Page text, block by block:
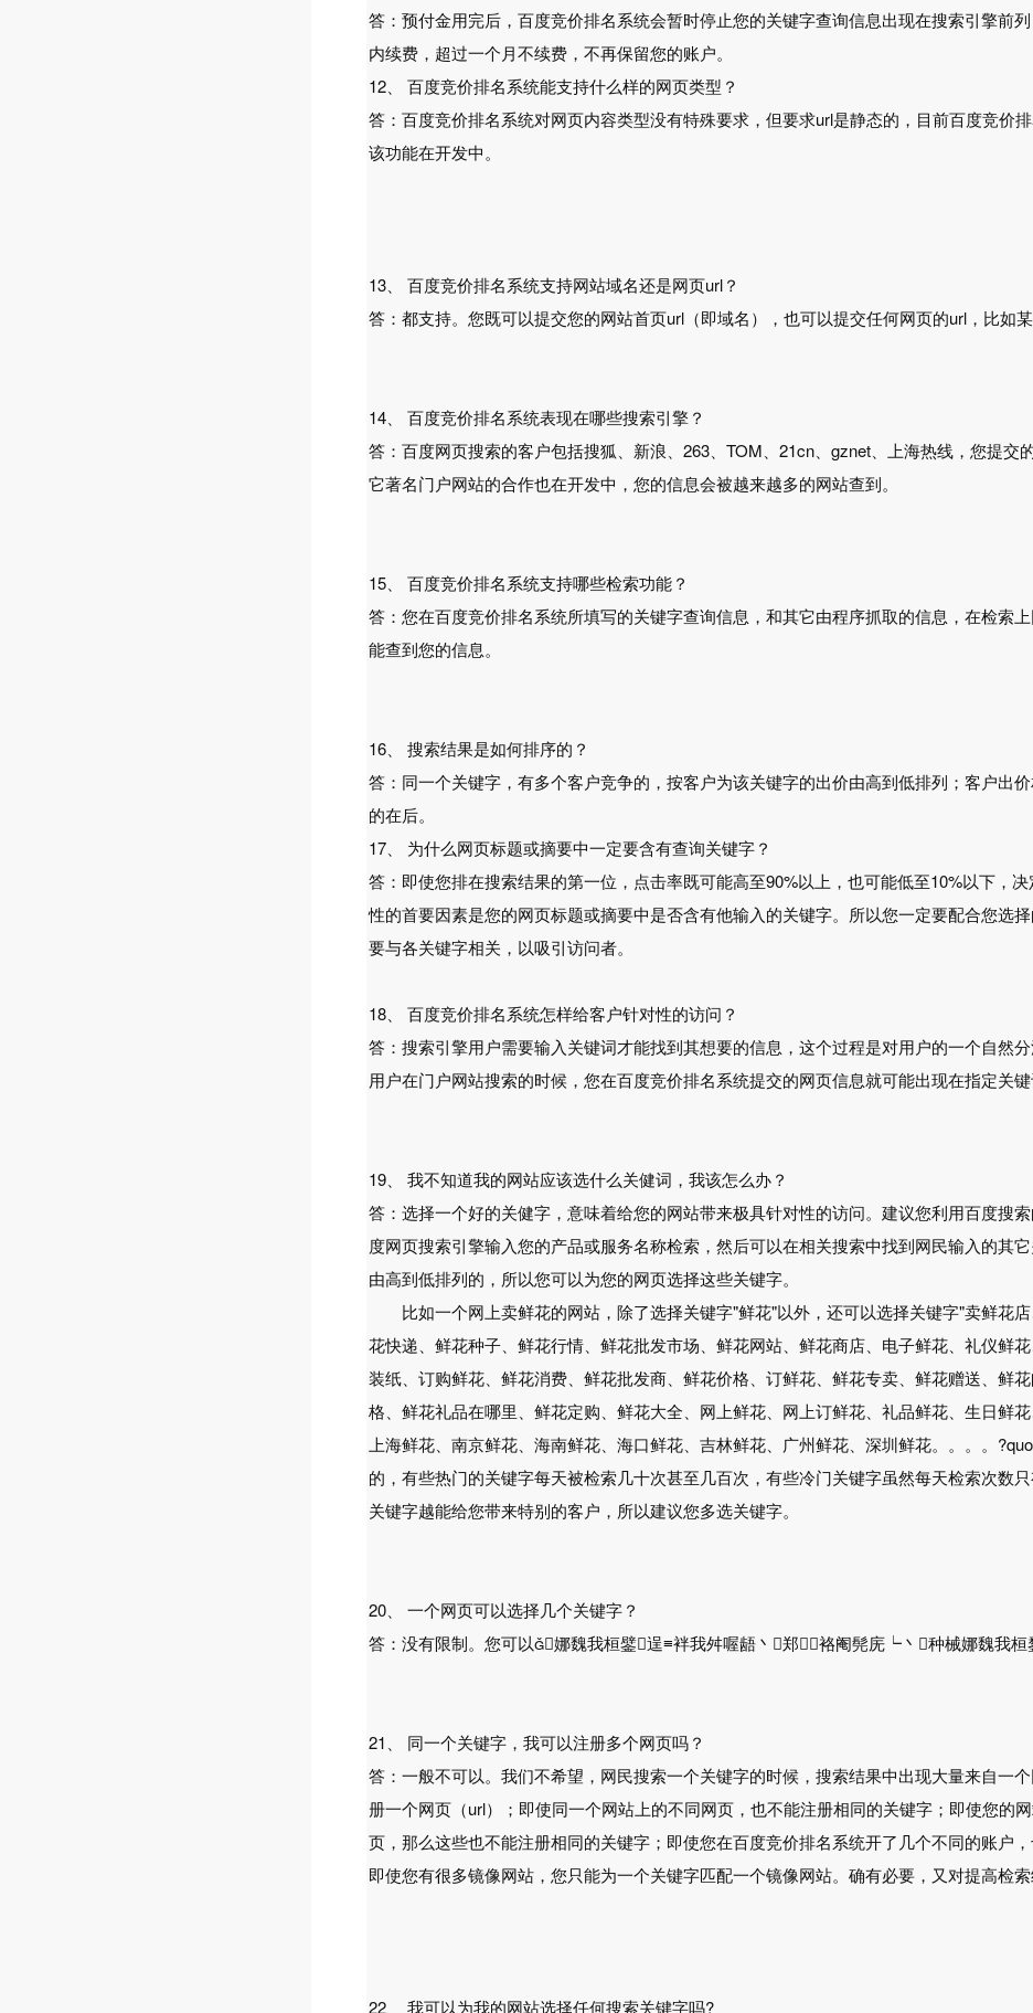
答：预付金用完后，百度竞价排名系统会暂时停止您的关键字查询信息出现在搜索引擎前
内续费，超过一个月不续费，不再保留您的账户。
12、 百度竞价排名系统能支持什么样的网页类型？
答：百度竞价排名系统对网页内容类型没有特殊要求，但要求url是静态的，目前百度竞价
该功能在开发中。
13、 百度竞价排名系统支持网站域名还是网页url？
答：都支持。您既可以提交您的网站首页url（即域名），也可以提交任何网页的url，比如
14、 百度竞价排名系统表现在哪些搜索引擎？
答：百度网页搜索的客户包括搜狐、新浪、263、TOM、21cn、gznet、上海热线，您提
它著名门户网站的合作也在开发中，您的信息会被越来越多的网站查到。
15、 百度竞价排名系统支持哪些检索功能？
答：您在百度竞价排名系统所填写的关键字查询信息，和其它由程序抓取的信息，在检索
能查到您的信息。
16、 搜索结果是如何排序的？
答：同一个关键字，有多个客户竞争的，按客户为该关键字的出价由高到低排列；客户出
的在后。
17、 为什么网页标题或摘要中一定要含有查询关键字？
答：即使您排在搜索结果的第一位，点击率既可能高至90%以上，也可能低至10%以下，
性的首要因素是您的网页标题或摘要中是否含有他输入的关键字。所以您一定要配合您选
要与各关键字相关，以吸引访问者。
18、 百度竞价排名系统怎样给客户针对性的访问？
答：搜索引擎用户需要输入关键词才能找到其想要的信息，这个过程是对用户的一个自然
用户在门户网站搜索的时候，您在百度竞价排名系统提交的网页信息就可能出现在指定关
19、 我不知道我的网站应该选什么关健词，我该怎么办？
答：选择一个好的关健字，意味着给您的网站带来极具针对性的访问。建议您利用百度搜
度网页搜索引擎输入您的产品或服务名称检索，然后可以在相关搜索中找到网民输入的其
由高到低排列的，所以您可以为您的网页选择这些关键字。
比如一个网上卖鲜花的网站，除了选择关键字"鲜花"以外，还可以选择关键字"卖鲜花
花快递、鲜花种子、鲜花行情、鲜花批发市场、鲜花网站、鲜花商店、电子鲜花、礼仪鲜
装纸、订购鲜花、鲜花消费、鲜花批发商、鲜花价格、订鲜花、鲜花专卖、鲜花赠送、鲜
格、鲜花礼品在哪里、鲜花定购、鲜花大全、网上鲜花、网上订鲜花、礼品鲜花、生日鲜
上海鲜花、南京鲜花、海南鲜花、海口鲜花、吉林鲜花、广州鲜花、深圳鲜花。。。。
的，有些热门的关键字每天被检索几十次甚至几百次，有些冷门关键字虽然每天检索次数
关键字越能给您带来特别的客户，所以建议您多选关键字。
20、 一个网页可以选择几个关键字？
答：没有限制。您可以娜魏我桓鐾逞≡袢我舛喔龉丶郑袼阉髡庑┕丶种械娜魏我
21、 同一个关键字，我可以注册多个网页吗？
答：一般不可以。我们不希望，网民搜索一个关键字的时候，搜索结果中出现大量来自一
册一个网页（url）；即使同一个网站上的不同网页，也不能注册相同的关键字；即使您的
页，那么这些也不能注册相同的关键字；即使您在百度竞价排名系统开了几个不同的账户
即使您有很多镜像网站，您只能为一个关键字匹配一个镜像网站。确有必要，又对提高检
22、 我可以为我的网站选择任何搜索关键字吗?